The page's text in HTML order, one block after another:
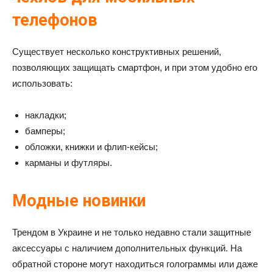
телефонов
Существует несколько конструктивных решений,
позволяющих защищать смартфон, и при этом удобно его
использовать:
накладки;
бамперы;
обложки, книжки и флип-кейсы;
карманы и футляры.
Модные новинки
Трендом в Украине и не только недавно стали защитные
аксессуары с наличием дополнительных функций. На
обратной стороне могут находиться голограммы или даже